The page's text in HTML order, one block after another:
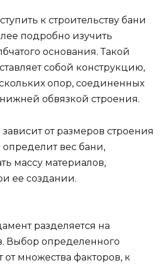
к строительству бани
подробно изучить
основания. Такой
собой конструкцию,
опор, соединенных
обвязкой строения.
от размеров строения
определит вес бани,
массу материалов,
ее создании.
разделяется на
Выбор определенного
от множества факторов, к